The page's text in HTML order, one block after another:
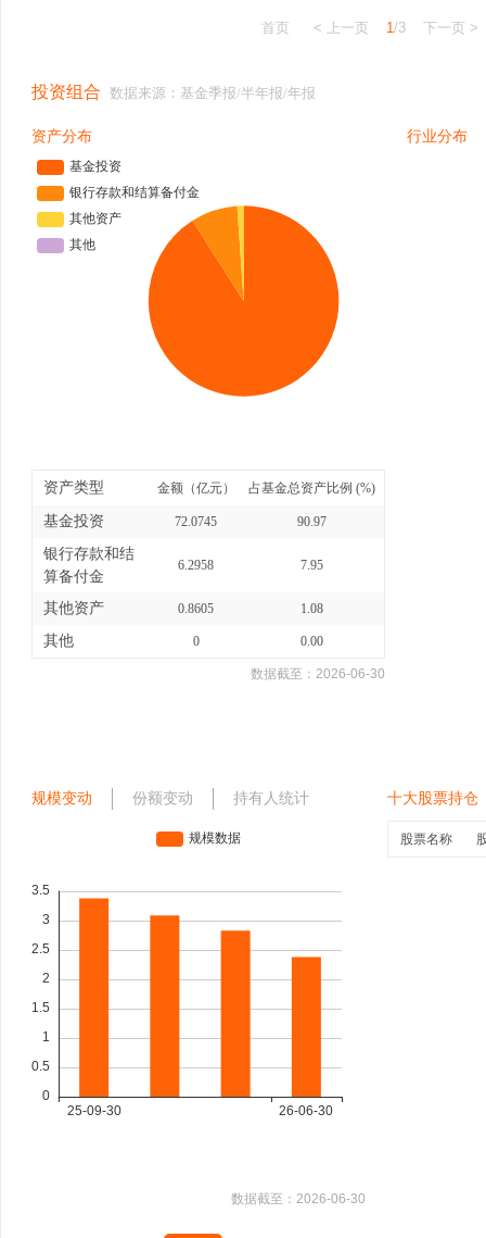
首页 < 上一页 1/3 下一页 >
投资组合 数据来源：基金季报/半年报/年报
资产分布
资产类型 金额（亿元） 占基金总资产比例 (%)
基金投资 72.0745 90.97
银行存款和结
算备付金
6.2958 7.95
其他资产 0.8605 1.08
其他 0 0.00
数据截至： 2026-06-30
行业分布
规模变动 份额变动 持有人统计
数据截至： 2026-06-30
十大股票持仓
股票名称